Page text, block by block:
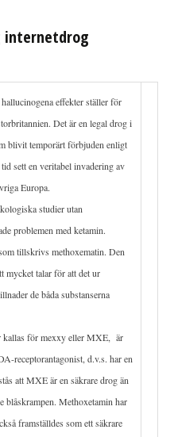
internetdrog
effekter ställer för
Det är en legal drog i
blivit temporärt förbjuden enligt
sett en veritabel invadering av
Europa.
studier utan
problemen med ketamin.
tillskrivs methoxematin. Den
mycket talar för att det ur
de båda substanserna
kallas för mexxy eller MXE, är
receptorantagonist, d.v.s. har en
att MXE är en säkrare drog än
blåskrampen. Methoxetamin har
framställdes som ett säkrare